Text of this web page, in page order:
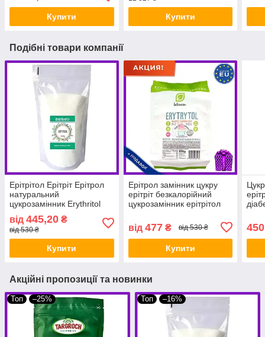
Купити Купити
Подібні товари компанії
Ерітрітол Ерітріт Ерітрол
натуральний
цукрозамінник Erythritol
від 445,20 ₴
від 530 ₴
Купити
Ерітрол замінник цукру
ерітріт безкалорійний
цукрозамінник ерітрітол
від 477₴ від 530 ₴
Купити
Акційні пропозиції та новинки
Топ –25% Топ –16%